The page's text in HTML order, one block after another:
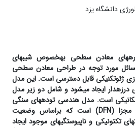
دانشگاه یزد
معادن سطحی به­خصوص شیب­های
مورد توجه در طراحی معادن سطحی
ژئوتکنیکی قابل دسترسی است. این مدل
درزه­دار ایجاد می­شود و شامل دو زیر مدل
است. مدل هندسی توده­های سنگی
مجزا (DFN) است که براساس وضعیت
تکتونیکی و ناپیوستگی­های موجود ایجاد